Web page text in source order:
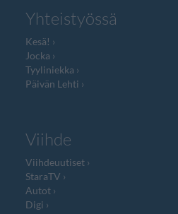
Yhteistyössä
Kesä!
Jocka
Tyyliniekka
Päivän Lehti
Viihde
Viihdeuutiset
StaraTV
Autot
Digi